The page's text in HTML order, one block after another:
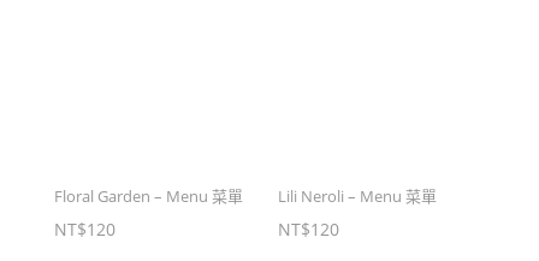
Floral Garden – Menu 菜單
NT$120
Lili Neroli – Menu 菜單
NT$120